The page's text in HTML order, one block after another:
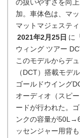
の扱いやすさを向
加。車体色は、マ
マットマジェステ
2021年2月25日 に
ウィング ツアー
このモデルからデ
（DCT）搭載モデ
ゴールドウイング
オーディオ（スピ
ードが行われた。
ンクの容量が
ッセンジャー用背